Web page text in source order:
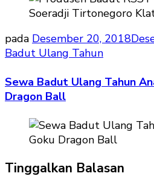
pada Desember 20, 2018
Badut Ulang Tahun
Sewa Badut Ulang Tahun
Dragon Ball
Tinggalkan Balasan